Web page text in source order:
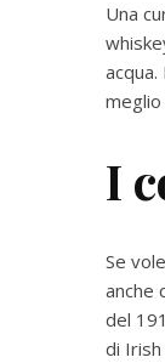
Una
I
Se
anche
del
di